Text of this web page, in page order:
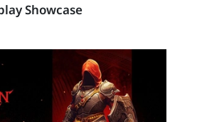
Showcase